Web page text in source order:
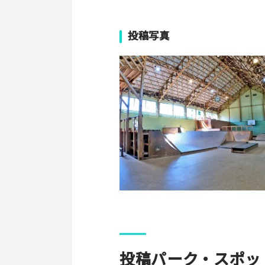
投稿写真
投稿パーク・スポ